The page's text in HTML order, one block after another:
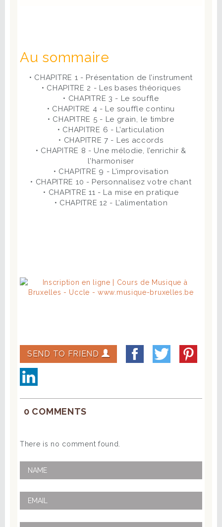
Au sommaire
• CHAPITRE 1 - Présentation de l’instrument
• CHAPITRE 2 - Les bases théoriques
• CHAPITRE 3 - Le souffle
• CHAPITRE 4 - Le souffle continu
• CHAPITRE 5 - Le grain, le timbre
• CHAPITRE 6 - L’articulation
• CHAPITRE 7 - Les accords
• CHAPITRE 8 - Une mélodie, l’enrichir &
l’harmoniser
• CHAPITRE 9 - L’improvisation
• CHAPITRE 10 - Personnalisez votre chant
• CHAPITRE 11 - La mise en pratique
• CHAPITRE 12 - L’alimentation
SEND TO FRIEND
0 COMMENTS
There is no comment found.